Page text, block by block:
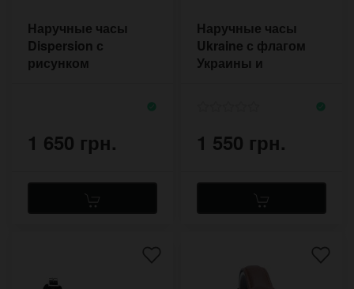
Наручные часы
Dispersion с
рисунком
1 650 грн.
Наручные часы
Ukraine с флагом
Украины и
1 550 грн.